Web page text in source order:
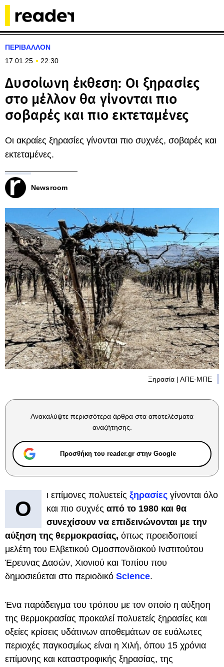
ΠΕΡΙΒΑΛΛΟΝ
17.01.25
22:30
Δυσοίωνη έκθεση: Οι ξηρασίες
στο μέλλον θα γίνονται πιο
σοβαρές και πιο εκτεταμένες
Οι ακραίες ξηρασίες γίνονται πιο συχνές, σοβαρές και
εκτεταμένες.
Newsroom
Ξηρασία | ΑΠΕ-ΜΠΕ
Ανακαλύψτε περισσότερα άρθρα στα αποτελέσματα
αναζήτησης.
Προσθήκη του reader.gr στην Google
Ο
ι επίμονες πολυετείς ξηρασίες γίνονται όλο
και πιο συχνές από το 1980 και θα
συνεχίσουν να επιδεινώνονται με την
αύξηση της θερμοκρασίας, όπως προειδοποιεί
μελέτη του Ελβετικού Ομοσπονδιακού Ινστιτούτου
Έρευνας Δασών, Χιονιού και Τοπίου που
δημοσιεύεται στο περιοδικό Science.
Ένα παράδειγμα του τρόπου με τον οποίο η αύξηση
της θερμοκρασίας προκαλεί πολυετείς ξηρασίες και
οξείες κρίσεις υδάτινων αποθεμάτων σε ευάλωτες
περιοχές παγκοσμίως είναι η Χιλή, όπου 15 χρόνια
επίμονης και καταστροφικής ξηρασίας, της